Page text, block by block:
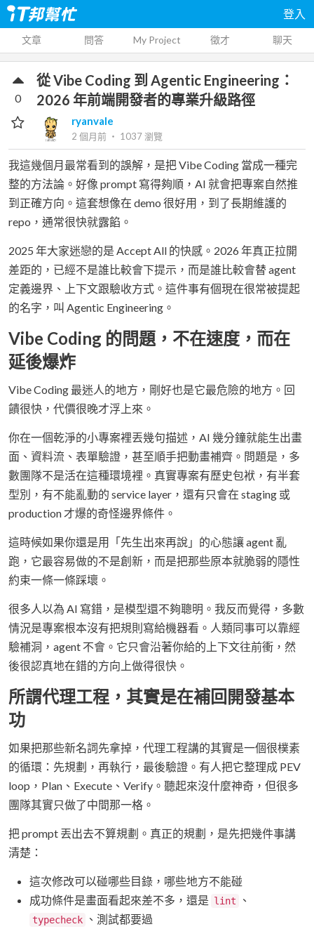
登入
文章 問答 My Project 徵才 聊天
從 Vibe Coding 到 Agentic Engineering：
2026 年前端開發者的專業升級路徑
ryanvale
2 個月前 ‧ 1037瀏覽
0
我這幾個月最常看到的誤解，是把 Vibe Coding 當成一種完
整的方法論。好像 prompt 寫得夠順，AI 就會把專案自然推
到正確方向。這套想像在 demo 很好用，到了長期維護的
repo，通常很快就露餡。
2025 年大家迷戀的是 Accept All 的快感。2026 年真正拉開
差距的，已經不是誰比較會下提示，而是誰比較會替 agent
定義邊界、上下文跟驗收方式。這件事有個現在很常被提起
的名字，叫 Agentic Engineering。
Vibe Coding 的問題，不在速度，而在
延後爆炸
Vibe Coding 最迷人的地方，剛好也是它最危險的地方。回
饋很快，代價很晚才浮上來。
你在一個乾淨的小專案裡丟幾句描述，AI 幾分鐘就能生出畫
面、資料流、表單驗證，甚至順手把動畫補齊。問題是，多
數團隊不是活在這種環境裡。真實專案有歷史包袱，有半套
型別，有不能亂動的 service layer，還有只會在 staging 或
production 才爆的奇怪邊界條件。
這時候如果你還是用「先生出來再說」的心態讓 agent 亂
跑，它最容易做的不是創新，而是把那些原本就脆弱的隱性
約束一條一條踩壞。
很多人以為 AI 寫錯，是模型還不夠聰明。我反而覺得，多數
情況是專案根本沒有把規則寫給機器看。人類同事可以靠經
驗補洞，agent 不會。它只會沿著你給的上下文往前衝，然
後很認真地在錯的方向上做得很快。
所謂代理工程，其實是在補回開發基本
功
如果把那些新名詞先拿掉，代理工程講的其實是一個很樸素
的循環：先規劃，再執行，最後驗證。有人把它整理成 PEV
loop，Plan、Execute、Verify。聽起來沒什麼神奇，但很多
團隊其實只做了中間那一格。
把 prompt 丟出去不算規劃。真正的規劃，是先把幾件事講
清楚：
這次修改可以碰哪些目錄，哪些地方不能碰
成功條件是畫面看起來差不多，還是 lint 、
typecheck
、測試都要過